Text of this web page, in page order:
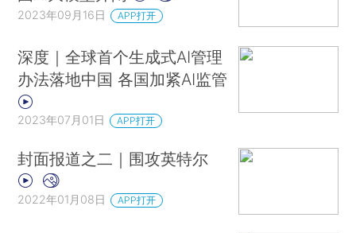
2023年09月16日 APP打开
深度｜全球首个生成式AI管理
办法落地中国 各国加紧AI监管
2023年07月01日 APP打开
封面报道之二｜围攻英特尔
2022年01月08日 APP打开